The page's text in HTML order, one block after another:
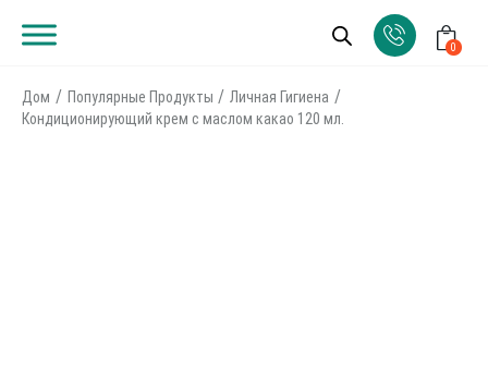
0
Дом Популярные Продукты
Личная Гигиена
Кондиционирующий крем с маслом какао 120 мл.